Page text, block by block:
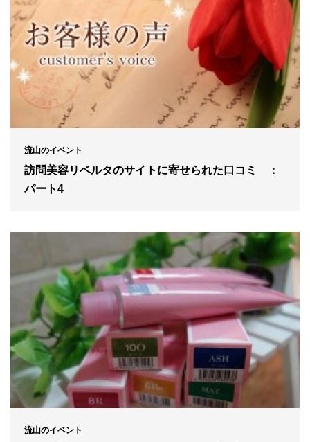
流山のイベント
訪問美容リベルタのサイトに寄せられた口コミ ：
パート4
流山のイベント